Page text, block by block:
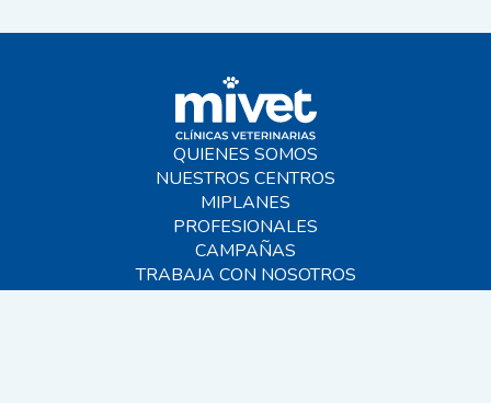
QUIENES SOMOS
NUESTROS CENTROS
MIPLANES
PROFESIONALES
CAMPAÑAS
TRABAJA CON NOSOTROS